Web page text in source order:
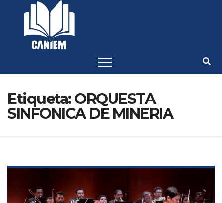
Etiqueta:ORQUESTA
SINFONICA DE MINERIA